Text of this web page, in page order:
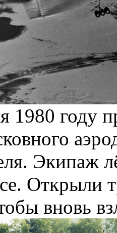
1980 году
Экипаж
Открыли
вновь